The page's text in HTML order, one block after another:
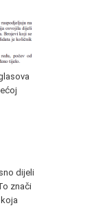
dijeli
znači